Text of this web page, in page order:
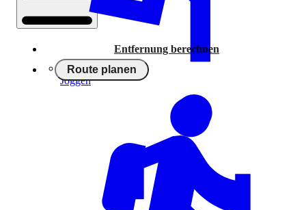
Entfernung berechnen
Route planen
Joggen